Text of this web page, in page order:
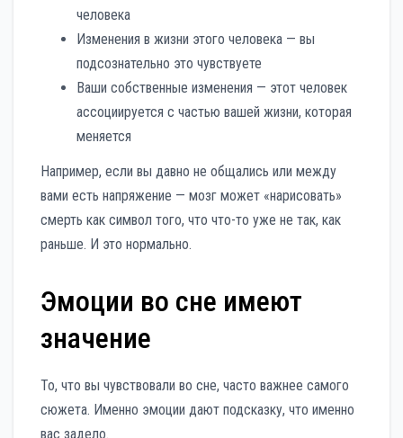
человека
Изменения в жизни этого человека — вы
подсознательно это чувствуете
Ваши собственные изменения — этот человек
ассоциируется с частью вашей жизни, которая
меняется
Например, если вы давно не общались или между
вами есть напряжение — мозг может «нарисовать»
смерть как символ того, что что-то уже не так, как
раньше. И это нормально.
Эмоции во сне имеют
значение
То, что вы чувствовали во сне, часто важнее самого
сюжета. Именно эмоции дают подсказку, что именно
вас задело.